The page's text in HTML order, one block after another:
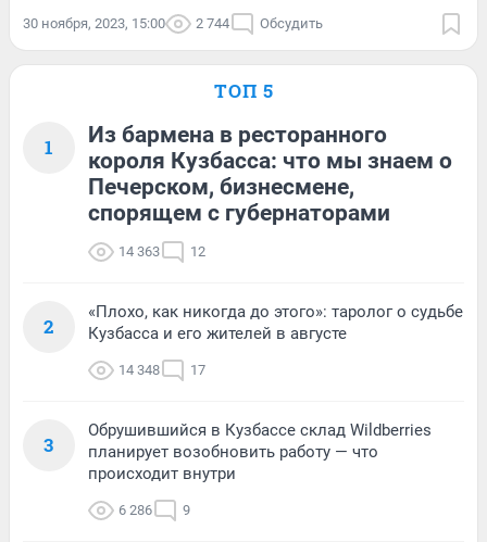
30 ноября, 2023, 15:00 2 744 Обсудить
ТОП 5
1
Из бармена в ресторанного
короля Кузбасса: что мы знаем о
Печерском, бизнесмене,
спорящем с губернаторами
14 363 12
2
«Плохо, как никогда до этого»: таролог о судьбе
Кузбасса и его жителей в августе
14 348 17
3
Обрушившийся в Кузбассе склад Wildberries
планирует возобновить работу — что
происходит внутри
6 286 9